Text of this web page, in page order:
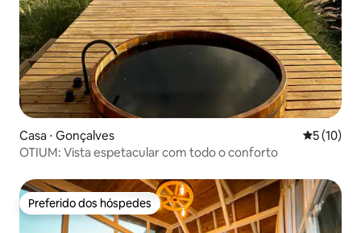
Casa ⋅ Gonçalves 5 de uma
5 (10)
OTIUM: Vista espetacular com todo o conforto
Preferido dos hóspedes
Preferido dos hóspedes